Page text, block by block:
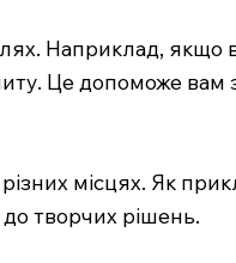
Наприклад, якщо
Це допоможе вам
місцях. Як
творчих рішень.